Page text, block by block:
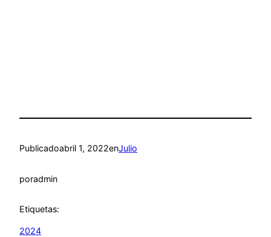
Publicadoabril 1, 2022enJulio
poradmin
Etiquetas:
2024